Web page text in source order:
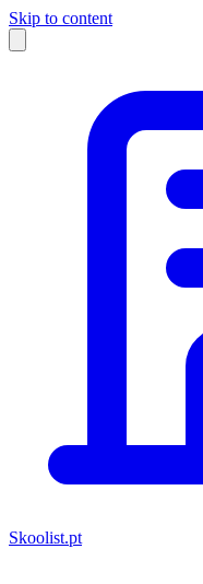
Skip to content
Skoolist.pt